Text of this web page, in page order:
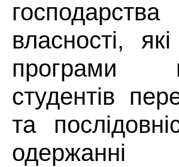
власності,
програми
студентів
та
одержанні